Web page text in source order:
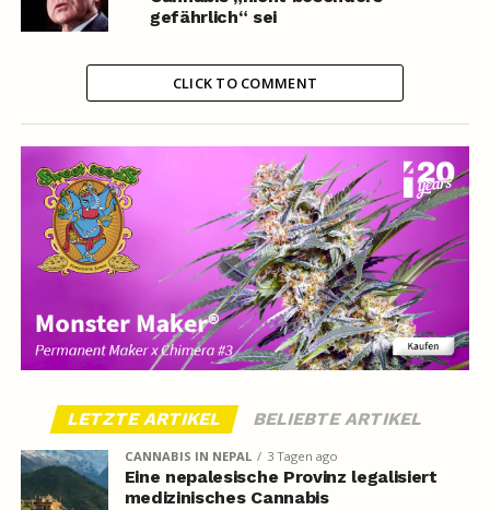
gefährlich“ sei
CLICK TO COMMENT
LETZTE ARTIKEL BELIEBTE ARTIKEL
CANNABIS IN NEPAL 3 Tagen ago
Eine nepalesische Provinz legalisiert
medizinisches Cannabis